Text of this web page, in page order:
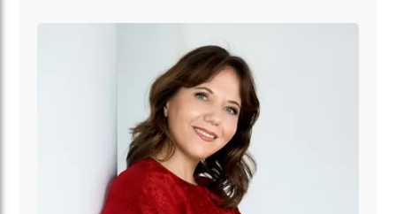
Jurytätigkeiten gehören zum Alltag der
Sänger:innen, in Leipzig und unterwegs, so als
Rundfunk-Jugendchores Wernigerode
oder bei der Internationalen Masterclass für
Chordirigieren in der Bayerischen Musikakademie
Marktoberdorf. Zu den jüngsten Höhepunkten
zählen Konzerte in der Elbphilharmonie und im
Konserthuset Stockholm sowie das gemeinsame
Musizieren mit Sir John Rutter und Dozieren vor
1.500 Sänger:innen beim Chortag im Mainzer Dom.